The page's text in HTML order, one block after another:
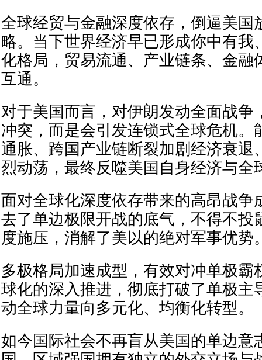
全球经贸与金融深度依存，倒逼美国
略。当下世界经济早已形成你中有我
化格局，贸易流通、产业链条、金融
互通。
对于美国而言，对伊朗发动全面战争
冲突，而是会引发连锁式全球危机。
通胀、跨国产业链断裂加剧经济衰退
烈动荡，最终反噬美国自身经济与全
面对全球化深度依存带来的高昂战争
去了单边极限开战的底气，不得不投
度施压，消解了美以的绝对军事优势
多极格局加速成型，有效对冲单极霸
球化的深入推进，彻底打破了单极主
动全球力量向多元化、均衡化转型。
如今国际社会不再盲从美国的单边意